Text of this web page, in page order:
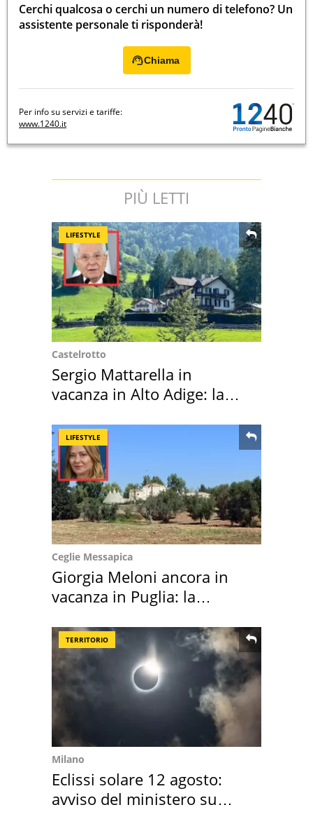
Cerchi qualcosa o cerchi un numero di telefono? Un
assistente personale ti risponderà!
Chiama
Per info su servizi e tariffe:
www.1240.it
PIÙ LETTI
LIFESTYLE
Castelrotto
Sergio Mattarella in
vacanza in Alto Adige: la
LIFESTYLE
Ceglie Messapica
Giorgia Meloni ancora in
vacanza in Puglia: la
TERRITORIO
Milano
Eclissi solare 12 agosto:
avviso del ministero su